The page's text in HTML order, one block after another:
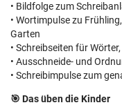
• Bildfolge zum
• Wortimpulse zu
Garten
• Schreibseiten für
• Ausschneide- und
• Schreibimpulse zum
🎯 Das üben die Kinder